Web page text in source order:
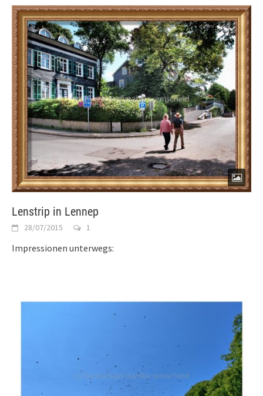
Lenstrip in Lennep
28/07/2015 1
Impressionen unterwegs: